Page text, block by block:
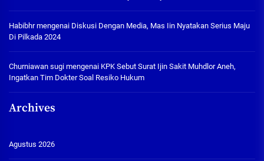
Habibhrmengenai Diskusi Dengan Media, Mas Iin Nyatakan Serius Maju
Di Pilkada 2024
Churniawan sugi mengenai KPK Sebut Surat Ijin Sakit Muhdlor Aneh,
Ingatkan Tim Dokter Soal Resiko Hukum
Archives
Agustus 2026